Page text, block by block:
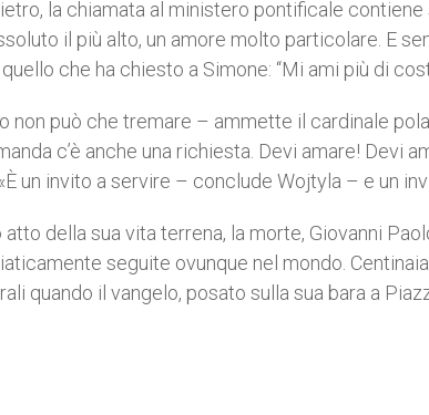
la chiamata al ministero pontificale
il più alto, un amore molto particolare. E
che ha chiesto a Simone: “Mi ami più di
non può che tremare – ammette il cardinale
c’è anche una richiesta. Devi amare! Devi
un invito a servire – conclude Wojtyla – e un
atto della sua vita terrena, la morte, Giovanni
seguite ovunque nel mondo.
quando il vangelo, posato sulla sua bara a